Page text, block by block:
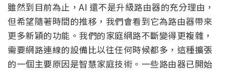
雖然到目前為止，AI 還不是升級路由器的充分理由，
但希望隨著時間的推移，我們會看到它為路由器帶來
更多新穎的功能。我們的家庭網路不斷變得更複雜，
需要網路連線的設備比以往任何時候都多，這種擴張
的一個主要原因是智慧家庭技術。一些路由器已開始